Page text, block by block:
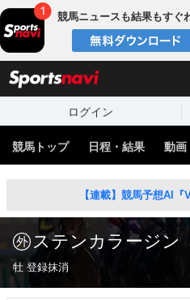
競馬ニュースも結果もすぐ
ログイン
競馬トップ 日程・結果 動画
【連載】競馬予想AI
ステンカラージン
牡 登録抹消